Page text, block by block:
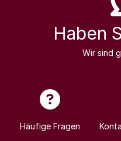
Haben
Wir sind
Häufige Fragen